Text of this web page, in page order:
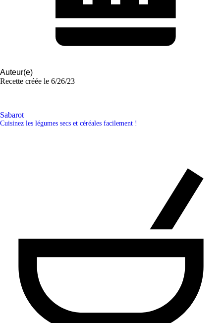
Auteur(e)
Recette créée le 6/26/23
Sabarot
Cuisinez les légumes secs et céréales facilement !